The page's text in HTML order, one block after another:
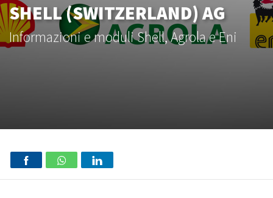
SHELL (SWITZERLAND) AG
Informazioni e moduli Shell, Agrola e Eni